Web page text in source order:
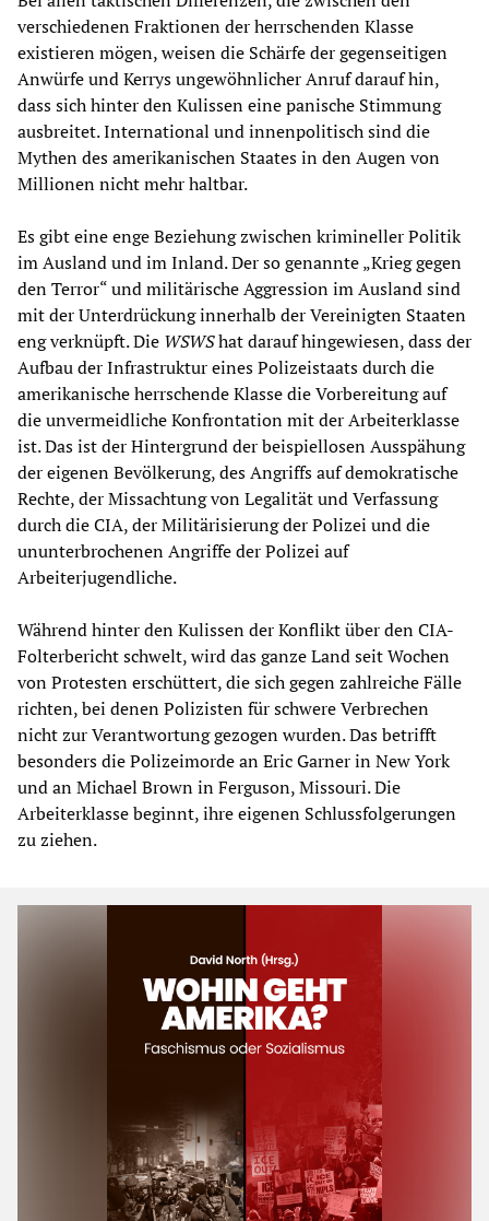
verschiedenen Fraktionen der herrschenden Klasse
existieren mögen, weisen die Schärfe der gegenseitigen
Anwürfe und Kerrys ungewöhnlicher Anruf darauf hin,
dass sich hinter den Kulissen eine panische Stimmung
ausbreitet. International und innenpolitisch sind die
Mythen des amerikanischen Staates in den Augen von
Millionen nicht mehr haltbar.
Es gibt eine enge Beziehung zwischen krimineller Politik
im Ausland und im Inland. Der so genannte „Krieg gegen
den Terror“ und militärische Aggression im Ausland sind
mit der Unterdrückung innerhalb der Vereinigten Staaten
eng verknüpft. Die WSWShat darauf hingewiesen, dass der
Aufbau der Infrastruktur eines Polizeistaats durch die
amerikanische herrschende Klasse die Vorbereitung auf
die unvermeidliche Konfrontation mit der Arbeiterklasse
ist. Das ist der Hintergrund der beispiellosen Ausspähung
der eigenen Bevölkerung, des Angriffs auf demokratische
Rechte, der Missachtung von Legalität und Verfassung
durch die CIA, der Militärisierung der Polizei und die
ununterbrochenen Angriffe der Polizei auf
Arbeiterjugendliche.
Während hinter den Kulissen der Konflikt über den CIA-
Folterbericht schwelt, wird das ganze Land seit Wochen
von Protesten erschüttert, die sich gegen zahlreiche Fälle
richten, bei denen Polizisten für schwere Verbrechen
nicht zur Verantwortung gezogen wurden. Das betrifft
besonders die Polizeimorde an Eric Garner in New York
und an Michael Brown in Ferguson, Missouri. Die
Arbeiterklasse beginnt, ihre eigenen Schlussfolgerungen
zu ziehen.